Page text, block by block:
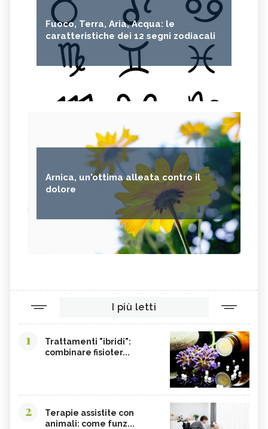
Fuoco, Terra, Aria, Acqua: le
caratteristiche dei 12 segni zodiacali
Arnica, un'ottima alleata contro il
dolore
I più letti
1
Trattamenti "ibridi":
combinare fisioter...
2
Terapie assistite con
animali: come funz...